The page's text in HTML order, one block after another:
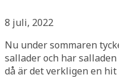
8 juli, 2022
Nu under sommaren
sallader och har
då är det verkligen en